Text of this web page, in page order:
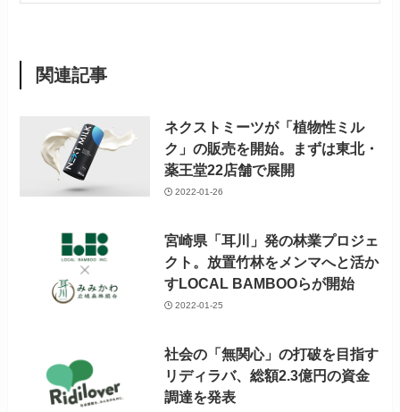
関連記事
ネクストミーツが「植物性ミル
ク」の販売を開始。まずは東北・
薬王堂22店舗で展開
2022-01-26
宮崎県「耳川」発の林業プロジェ
クト。放置竹林をメンマへと活か
すLOCAL BAMBOOらが開始
2022-01-25
社会の「無関心」の打破を目指す
リディラバ、総額2.3億円の資金
調達を発表